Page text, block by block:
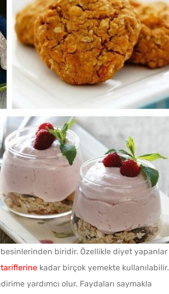
Yağına Bir
besinlerinden biridir. Özellikle diyet yapanlar
tariflerine kadar birçok yemekte kullanılabilir.
yardımcı olur. Faydaları saymakla